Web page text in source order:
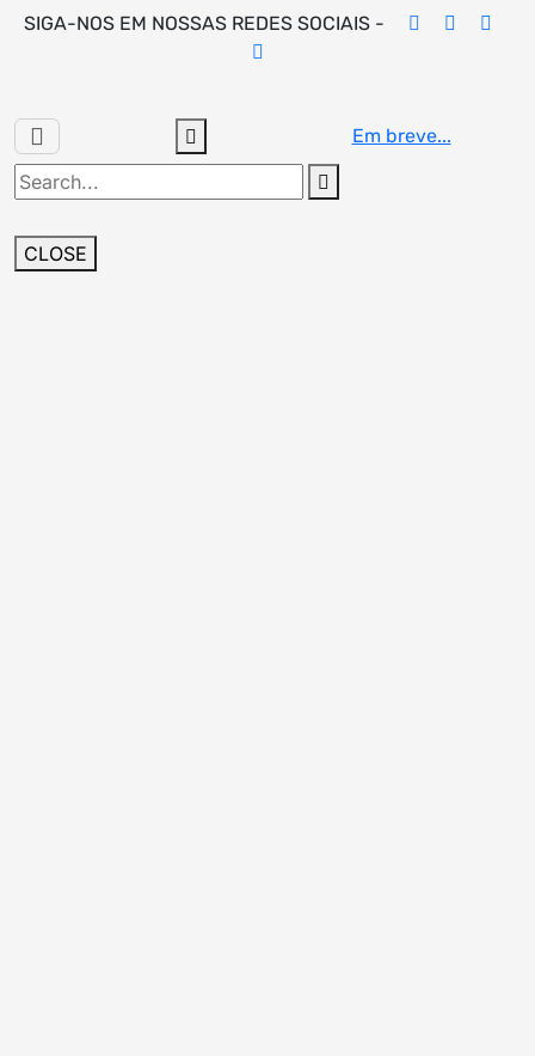
SkipSIGA-NOS EM NOSSAS REDES SOCIAIS -
Em breve...
Search
for:
CLOSE